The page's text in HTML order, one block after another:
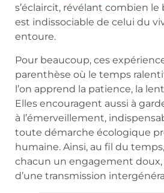
s’éclaircit, révélant combien
est indissociable de celui du
entoure.
Pour beaucoup, ces
parenthèse où le temps
l’on apprend la patience, la
Elles encouragent aussi à
à l’émerveillement,
toute démarche écologique
humaine. Ainsi, au fil du
chacun un engagement
d’une transmission